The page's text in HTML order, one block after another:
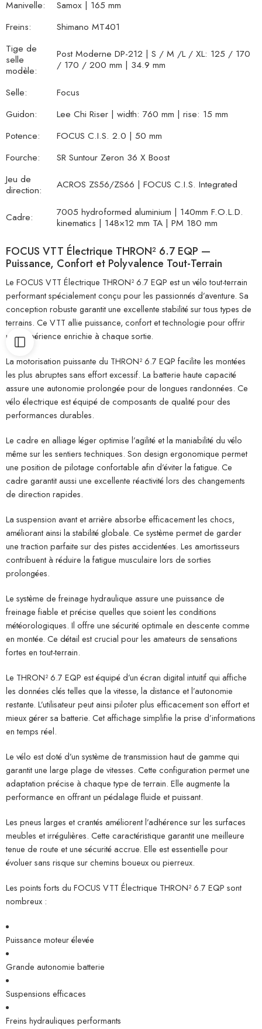
Manivelle:
Samox | 165 mm
Freins:
Shimano MT401
Tige de
selle
modèle:
Post Moderne DP-212 | S / M /L / XL: 125 / 170
/ 170 / 200 mm | 34.9 mm
Selle:
Focus
Guidon:
Lee Chi Riser | width: 760 mm | rise: 15 mm
Potence:
FOCUS C.I.S. 2.0 | 50 mm
Fourche:
SR Suntour Zeron 36 X Boost
Jeu de
direction:
ACROS ZS56/ZS66 | FOCUS C.I.S. Integrated
Cadre:
7005 hydroformed aluminium | 140mm F.O.L.D.
kinematics | 148×12 mm TA | PM 180 mm
FOCUS VTT Électrique THRON² 6.7 EQP —
Puissance, Confort et Polyvalence Tout-Terrain
Le FOCUS VTT Électrique THRON² 6.7 EQP est un vélo tout-terrain
performant spécialement conçu pour les passionnés d’aventure. Sa
conception robuste garantit une excellente stabilité sur tous types de
terrains. Ce VTT allie puissance, confort et technologie pour offrir
une expérience enrichie à chaque sortie.
La motorisation puissante du THRON² 6.7 EQP facilite les montées
les plus abruptes sans effort excessif. La batterie haute capacité
assure une autonomie prolongée pour de longues randonnées. Ce
vélo électrique est équipé de composants de qualité pour des
performances durables.
Le cadre en alliage léger optimise l’agilité et la maniabilité du vélo
même sur les sentiers techniques. Son design ergonomique permet
une position de pilotage confortable afin d’éviter la fatigue. Ce
cadre garantit aussi une excellente réactivité lors des changements
de direction rapides.
La suspension avant et arrière absorbe efficacement les chocs,
améliorant ainsi la stabilité globale. Ce système permet de garder
une traction parfaite sur des pistes accidentées. Les amortisseurs
contribuent à réduire la fatigue musculaire lors de sorties
prolongées.
Le système de freinage hydraulique assure une puissance de
freinage fiable et précise quelles que soient les conditions
météorologiques. Il offre une sécurité optimale en descente comme
en montée. Ce détail est crucial pour les amateurs de sensations
fortes en tout-terrain.
Le THRON² 6.7 EQP est équipé d’un écran digital intuitif qui affiche
les données clés telles que la vitesse, la distance et l’autonomie
restante. L’utilisateur peut ainsi piloter plus efficacement son effort et
mieux gérer sa batterie. Cet affichage simplifie la prise d’informations
en temps réel.
Le vélo est doté d’un système de transmission haut de gamme qui
garantit une large plage de vitesses. Cette configuration permet une
adaptation précise à chaque type de terrain. Elle augmente la
performance en offrant un pédalage fluide et puissant.
Les pneus larges et crantés améliorent l’adhérence sur les surfaces
meubles et irrégulières. Cette caractéristique garantit une meilleure
tenue de route et une sécurité accrue. Elle est essentielle pour
évoluer sans risque sur chemins boueux ou pierreux.
Les points forts du FOCUS VTT Électrique THRON² 6.7 EQP sont
nombreux :
Puissance moteur élevée
Grande autonomie batterie
Suspensions efficaces
Freins hydrauliques performants